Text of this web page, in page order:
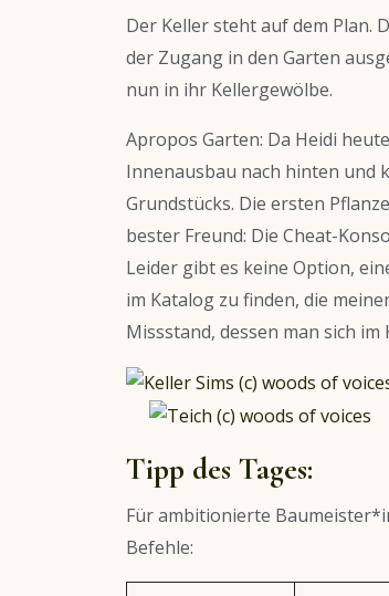
Der Keller steht auf dem Plan.
der Zugang in den Garten
nun in ihr Kellergewölbe.
Apropos Garten: Da Heidi
Innenausbau nach hinten und
Grundstücks. Die ersten
bester Freund: Die Cheat-
Leider gibt es keine Option,
im Katalog zu finden, die
Missstand, dessen man sich
Tipp des Tages:
Für ambitionierte
Befehle: